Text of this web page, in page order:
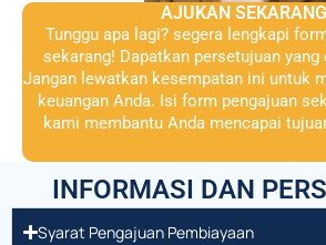
AJUKAN
Tunggu apa lagi? segera lengkapi
sekarang! Dapatkan persetujuan yang
Jangan lewatkan kesempatan ini untuk
keuangan Anda. Isi form pengajuan
kami membantu Anda mencapai
INFORMASI DAN
Syarat Pengajuan Pembiayaan